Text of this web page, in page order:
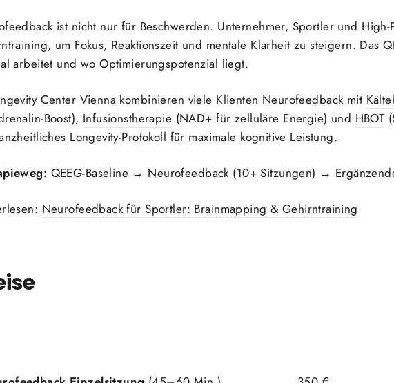
ist nicht nur für Beschwerden. Unternehmer, Sportler und High-
um Fokus, Reaktionszeit und mentale Klarheit zu steigern. Das
arbeitet und wo Optimierungspotenzial liegt.
Center Vienna kombinieren viele Klienten Neurofeedback mit
Boost), Infusionstherapie (NAD+ für zelluläre Energie) und HBOT
Longevity-Protokoll für maximale kognitive Leistung.
QEEG-Baseline → Neurofeedback (10+ Sitzungen) →
Neurofeedback für Sportler: Brainmapping & Gehirntraining